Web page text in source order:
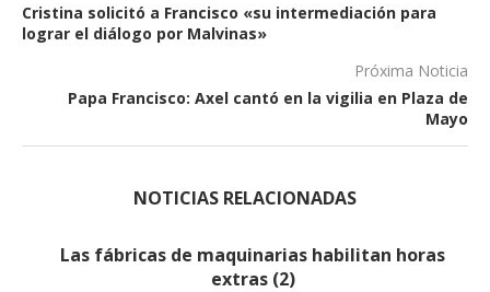
Cristina solicitó a Francisco «su intermediación para
lograr el diálogo por Malvinas»
Próxima Noticia
Papa Francisco: Axel cantó en la vigilia en Plaza de
Mayo
NOTICIAS RELACIONADAS
Las fábricas de maquinarias habilitan horas
extras (2)